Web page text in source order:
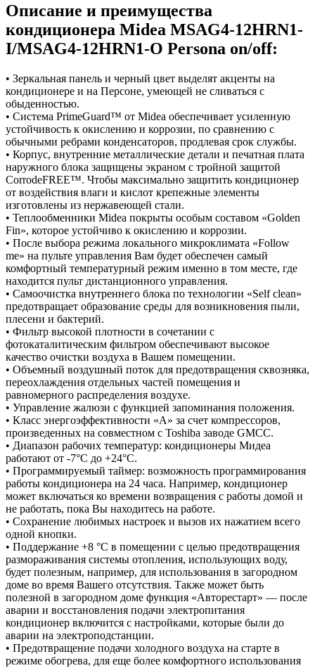
Описание и преимущества
кондиционера Midea MSAG4-12HRN1-
I/MSAG4-12HRN1-O Persona on/off:
• Зеркальная панель и черный цвет выделят акценты на
кондиционере и на Персоне, умеющей не сливаться с
обыденностью.
• Система PrimeGuard™ от Midea обеспечивает усиленную
устойчивость к окислению и коррозии, по сравнению с
обычными ребрами конденсаторов, продлевая срок службы.
• Корпус, внутренние металлические детали и печатная плата
наружного блока защищены экраном с тройной защитой
CorrodeFREE™. Чтобы максимально защитить кондиционер
от воздействия влаги и кислот крепежные элементы
изготовлены из нержавеющей стали.
• Теплообменники Midea покрыты особым составом «Golden
Fin», которое устойчиво к окислению и коррозии.
• После выбора режима локального микроклимата «Follow
me» на пульте управления Вам будет обеспечен самый
комфортный температурный режим именно в том месте, где
находится пульт дистанционного управления.
• Самоочистка внутреннего блока по технологии «Self clean»
предотвращает образование среды для возникновения пыли,
плесени и бактерий.
• Фильтр высокой плотности в сочетании с
фотокаталитическим фильтром обеспечивают высокое
качество очистки воздуха в Вашем помещении.
• Объемный воздушный поток для предотвращения сквозняка,
переохлаждения отдельных частей помещения и
равномерного распределения воздухе.
• Управление жалюзи с функцией запоминания положения.
• Класс энергоэффективности «А» за счет компрессоров,
произведенных на совместном с Toshiba заводе GMCC.
• Диапазон рабочих температур: кондиционеры Мидеа
работают от -7°С до +24°С.
• Программируемый таймер: возможность программирования
работы кондиционера на 24 часа. Например, кондиционер
может включаться ко времени возвращения с работы домой и
не работать, пока Вы находитесь на работе.
• Сохранение любимых настроек и вызов их нажатием всего
одной кнопки.
• Поддержание +8 °C в помещении с целью предотвращения
размораживания системы отопления, использующих воду,
будет полезным, например, для использования в загородном
доме во время Вашего отсутствия. Также может быть
полезной в загородном доме функция «Авторестарт» — после
аварии и восстановления подачи электропитания
кондиционер включится с настройками, которые были до
аварии на электроподстанции.
• Предотвращение подачи холодного воздуха на старте в
режиме обогрева, для еще более комфортного использования